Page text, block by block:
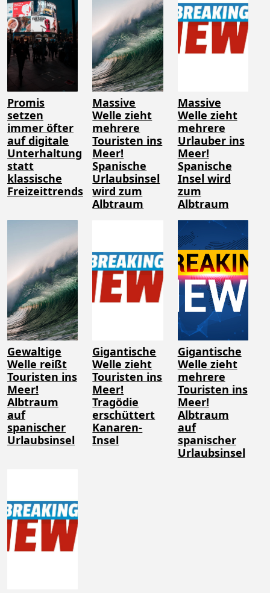
Promis
setzen
immer öfter
auf digitale
Unterhaltung
statt
klassische
Freizeittrends
Massive
Welle zieht
mehrere
Touristen ins
Meer!
Spanische
Urlaubsinsel
wird zum
Albtraum
Massive
Welle zieht
mehrere
Urlauber ins
Meer!
Spanische
Insel wird
zum
Albtraum
Gewaltige
Welle reißt
Touristen ins
Meer!
Albtraum
auf
spanischer
Urlaubsinsel
Gigantische
Welle zieht
Touristen ins
Meer!
Tragödie
erschüttert
Kanaren-
Insel
Gigantische
Welle zieht
mehrere
Touristen ins
Meer!
Albtraum
auf
spanischer
Urlaubsinsel